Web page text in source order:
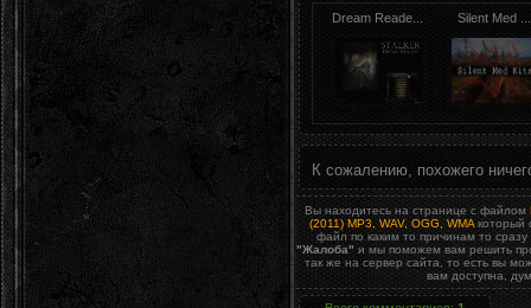
Dream Reade... Silent Med ...
К сожалению, похожего
Вы находитесь на странице с файлом
(2011) MP3, WAV, OGG, WMA который
файл по каким то причинам то
"Жалоба" и мы поможем вам решить
так же на сервер сайта, то есть вы
вам доступна,